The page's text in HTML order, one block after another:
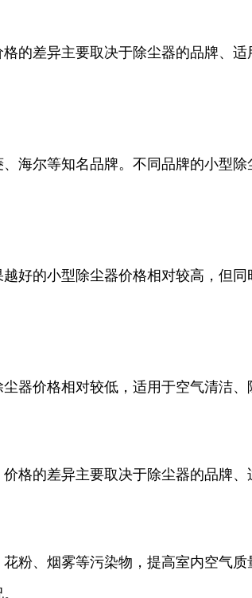
的差异主要取决于除尘器的品牌、
海尔等知名品牌。不同品牌的小型
好的小型除尘器价格相对较高，但
器价格相对较低，适用于空气清洁
格的差异主要取决于除尘器的品牌
粉、烟雾等污染物，提高室内空气